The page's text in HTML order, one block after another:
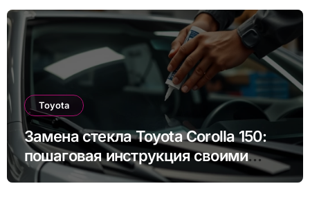
Toyota
Замена стекла Toyota Corolla 150:
пошаговая инструкция своими
руками